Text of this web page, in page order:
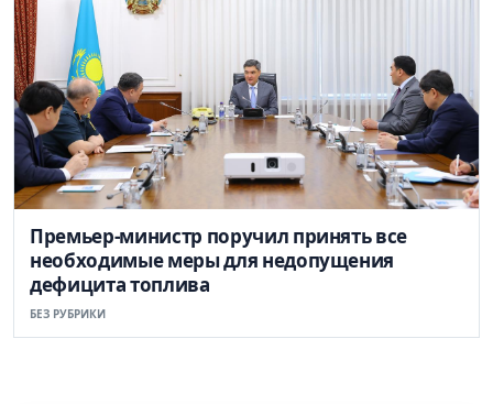
Премьер-министр поручил принять все
необходимые меры для недопущения
дефицита топлива
БЕЗ РУБРИКИ